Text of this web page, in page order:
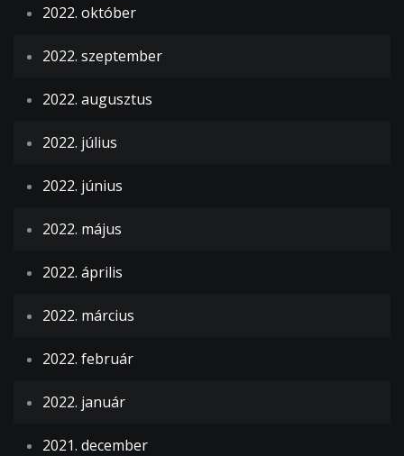
2022. október
2022. szeptember
2022. augusztus
2022. július
2022. június
2022. május
2022. április
2022. március
2022. február
2022. január
2021. december